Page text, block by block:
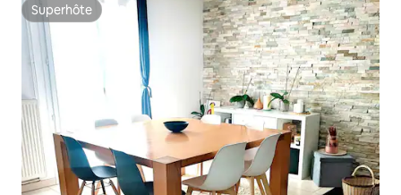
Superhôte
Superhôte